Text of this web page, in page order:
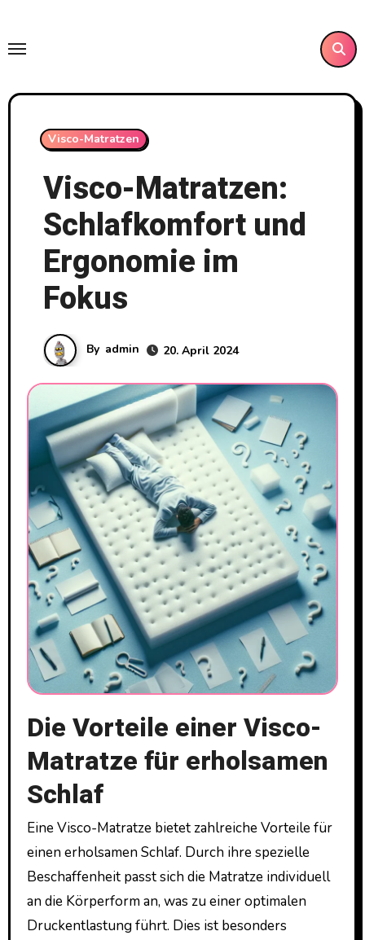
content
Visco-Matratzen
Visco-Matratzen:
Schlafkomfort und
Ergonomie im
Fokus
By admin 20. April 2024
Die Vorteile einer Visco-
Matratze für erholsamen
Schlaf
Eine Visco-Matratze bietet zahlreiche Vorteile für
einen erholsamen Schlaf. Durch ihre spezielle
Beschaffenheit passt sich die Matratze individuell
an die Körperform an, was zu einer optimalen
Druckentlastung führt. Dies ist besonders